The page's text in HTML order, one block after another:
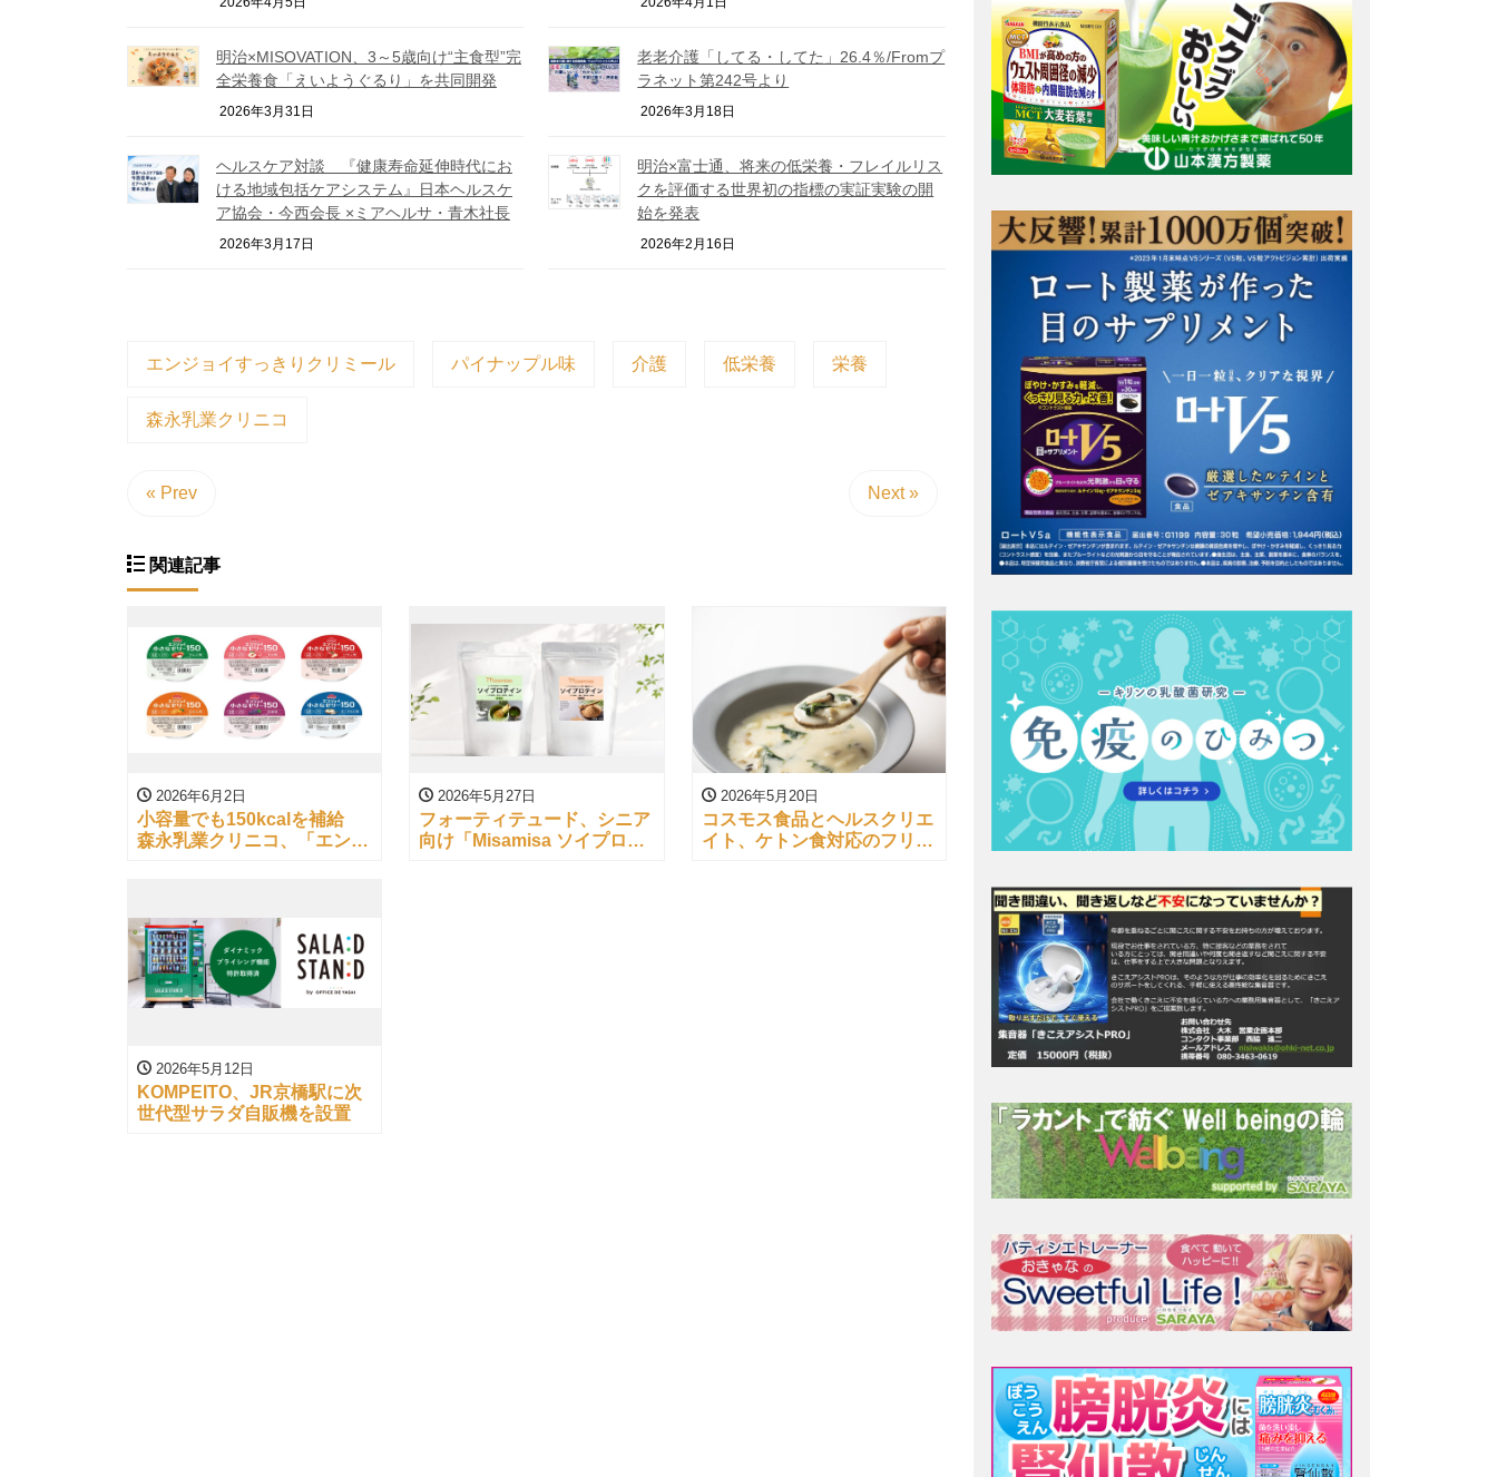
明治×MISOVATION、3～5歳向け“主食型”完
全栄養食「えいようぐるり」を共同開発
2026年3月31日
老老介護「してる・してた」26.4％/Fromプ
ラネット第242号より
2026年3月18日
ヘルスケア対談 『健康寿命延伸時代にお
ける地域包括ケアシステム』日本ヘルスケ
ア協会・今西会長 ×ミアヘルサ・青木社長
2026年3月17日
明治×富士通、将来の低栄養・フレイルリス
クを評価する世界初の指標の実証実験の開
始を発表
2026年2月16日
エンジョイすっきりクリミール パイナップル味 介護 低栄養 栄養
森永乳業クリニコ
« Prev Next »
関連記事
2026年6月2日
小容量でも150kcalを補給
森永乳業クリニコ、「エンジ
2026年5月27日
フォーティテュード、シニア
向け「Misamisa ソイプロテ
2026年5月20日
コスモス食品とヘルスクリエ
イト、ケトン食対応のフリー
2026年5月12日
KOMPEITO、JR京橋駅に次
世代型サラダ自販機を設置